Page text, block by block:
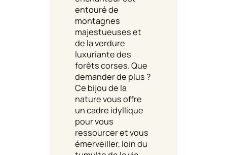
entouré de
montagnes
majestueuses et
de la verdure
luxuriante des
forêts corses. Que
demander de plus ?
Ce bijou de la
nature vous offre
un cadre idyllique
pour vous
ressourcer et vous
émerveiller, loin du